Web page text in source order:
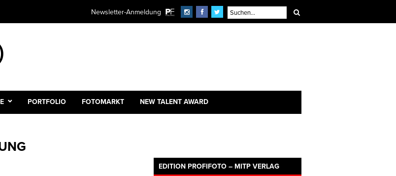
Newsletter-Anmeldung
PORTFOLIO FOTOMARKT NEW TALENT AWARD
EDITION PROFIFOTO – MITP VERLAG